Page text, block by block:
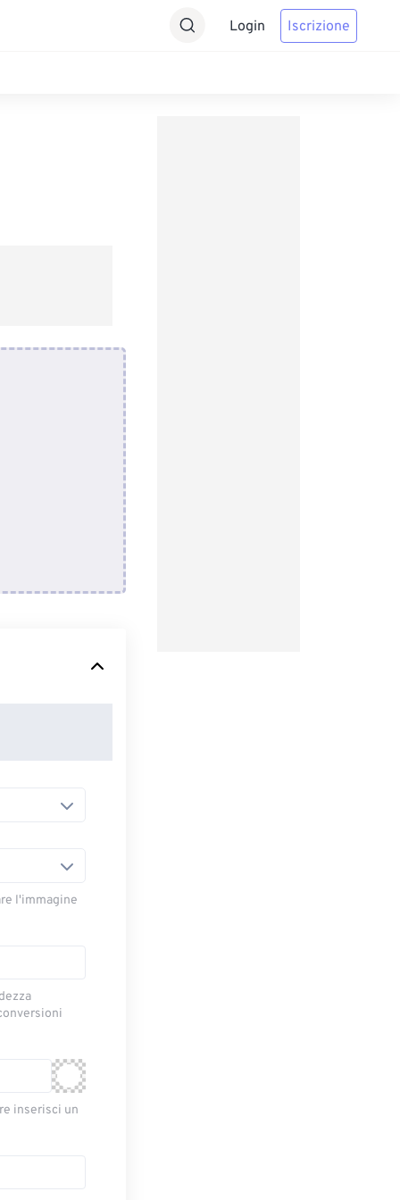
Login Iscrizione
l'immagine
inserisci un